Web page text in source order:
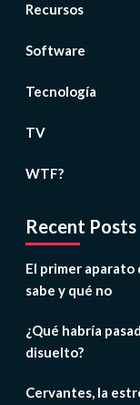
Recursos
Software
Tecnología
TV
WTF?
Recent Posts
El primer aparato
sabe y qué no
¿Qué habría
disuelto?
Cervantes, la